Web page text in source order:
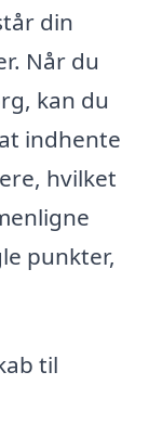
din
Når du
kan du
indhente
hvilket
punkter,
til